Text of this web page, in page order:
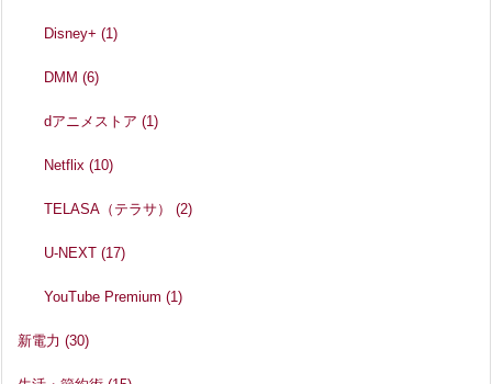
Disney+(1)
DMM(6)
dアニメストア(1)
Netflix(10)
TELASA（テラサ）(2)
U-NEXT(17)
YouTube Premium(1)
新電力 (30)